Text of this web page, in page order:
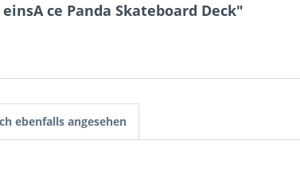
ce Panda Skateboard Deck"
ebenfalls angesehen